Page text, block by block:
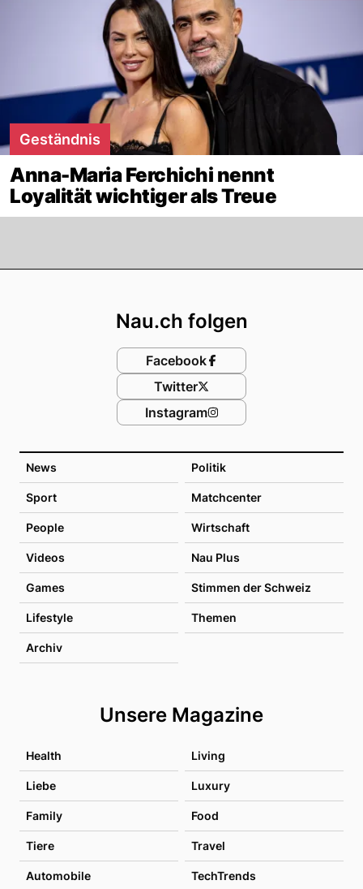
Geständnis
Anna-Maria Ferchichi nennt
Loyalität wichtiger als Treue
News Politik
Sport Matchcenter
People Wirtschaft
Videos Nau Plus
Games Stimmen der Schweiz
Lifestyle Themen
Archiv
Unsere Magazine
Health Living
Liebe Luxury
Family Food
Tiere Travel
Automobile TechTrends
Nau.ch folgen
Facebook
Twitter
Instagram